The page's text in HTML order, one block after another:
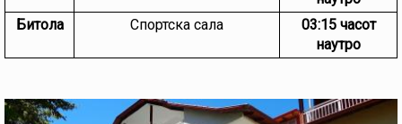
Битола
Спортска сала
03:15 часот
наутро